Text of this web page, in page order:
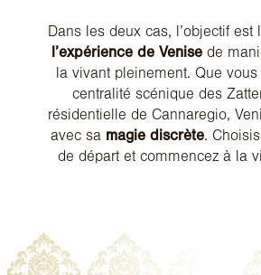
Dans les deux cas, l’objectif est
l’expérience de Venisede
la vivant pleinement. Que
centralité scénique des
résidentielle de Cannaregio,
avec sa magie discrète.
de départ et commencez à la